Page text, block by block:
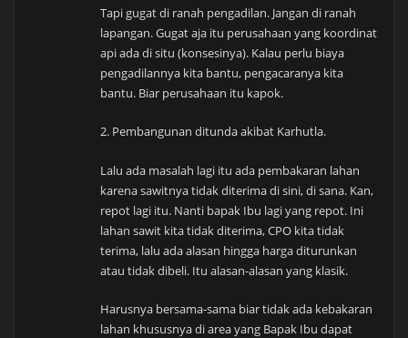
Tapi gugat di ranah pengadilan. Jangan di ranah
lapangan. Gugat aja itu perusahaan yang koordinat
api ada di situ (konsesinya). Kalau perlu biaya
pengadilannya kita bantu, pengacaranya kita
bantu. Biar perusahaan itu kapok.
2. Pembangunan ditunda akibat Karhutla.
Lalu ada masalah lagi itu ada pembakaran lahan
karena sawitnya tidak diterima di sini, di sana. Kan,
repot lagi itu. Nanti bapak Ibu lagi yang repot. Ini
lahan sawit kita tidak diterima, CPO kita tidak
terima, lalu ada alasan hingga harga diturunkan
atau tidak dibeli. Itu alasan-alasan yang klasik.
Harusnya bersama-sama biar tidak ada kebakaran
lahan khususnya di area yang Bapak Ibu dapat